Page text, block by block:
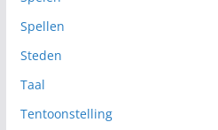
Spellen
Steden
Taal
Tentoonstelling